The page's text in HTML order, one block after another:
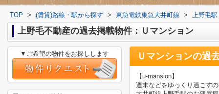
TOP > (賃貸)路線・駅から探す > 東急電鉄東急大井町線 > 上野毛駅
上野毛不動産の過去掲載物件：Ｕマンション
Ｕマンションの過
【u-mansion】
週末などをゆっくり過ごす
▼ご希望の物件をお探しします